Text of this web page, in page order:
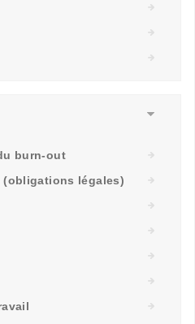
burn-out
légales)